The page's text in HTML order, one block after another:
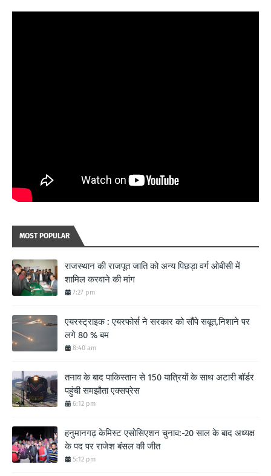
MOST POPULAR
राजस्थान की राजपूत जाति को अन्य पिछड़ा वर्ग ओबीसी में
शामिल करवाने की मांग
7:27 pm
एयरस्ट्राइक : एयरफोर्स ने सरकार को सौंपे सबूत,निशाने पर
लगे 80 % बम
8:40 am
तनाव के बाद पाकिस्तान से 150 यात्रियों के साथ अटारी बॉर्डर
पहुंची समझौता एक्सप्रेस
6:12 pm
हनुमानगढ़ केमिस्ट एसोसिएशन चुनाव:-20 साल के बाद अध्यक्ष
के पद पर राजेश बंसल की जीत
5:12 pm